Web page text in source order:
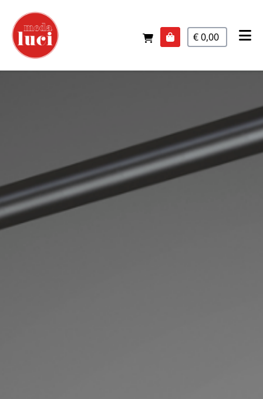
€ 0,00